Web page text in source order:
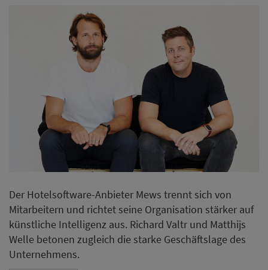
Der Hotelsoftware-Anbieter Mews trennt sich von
Mitarbeitern und richtet seine Organisation stärker auf
künstliche Intelligenz aus. Richard Valtr und Matthijs
Welle betonen zugleich die starke Geschäftslage des
Unternehmens.